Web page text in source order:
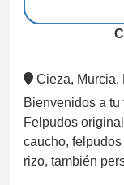
Cieza, Murcia,
Bienvenidos a
Felpudos
caucho,
rizo, también